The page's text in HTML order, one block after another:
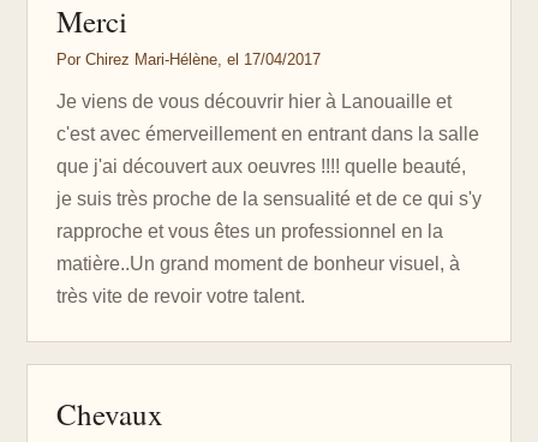
Merci
Por Chirez Mari-Hélène, el 17/04/2017
Je viens de vous découvrir hier à Lanouaille et
c'est avec émerveillement en entrant dans la salle
que j'ai découvert aux oeuvres !!!! quelle beauté,
je suis très proche de la sensualité et de ce qui s'y
rapproche et vous êtes un professionnel en la
matière..Un grand moment de bonheur visuel, à
très vite de revoir votre talent.
Chevaux